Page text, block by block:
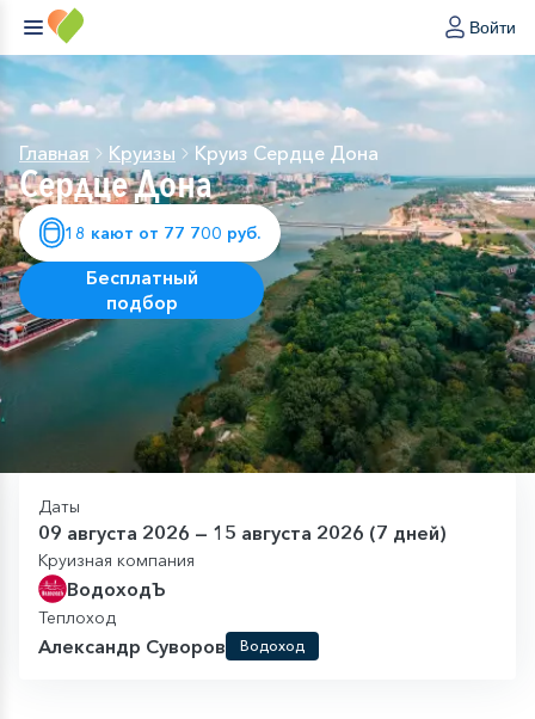
Войти
Главная Круизы Круиз Сердце Дона
Сердце Дона
18 кают от 77 700 руб.
Бесплатный
подбор
Даты
09 августа 2026 — 15 августа 2026 (7 дней)
Круизная компания
ВодоходЪ
Теплоход
Александр Суворов Водоход